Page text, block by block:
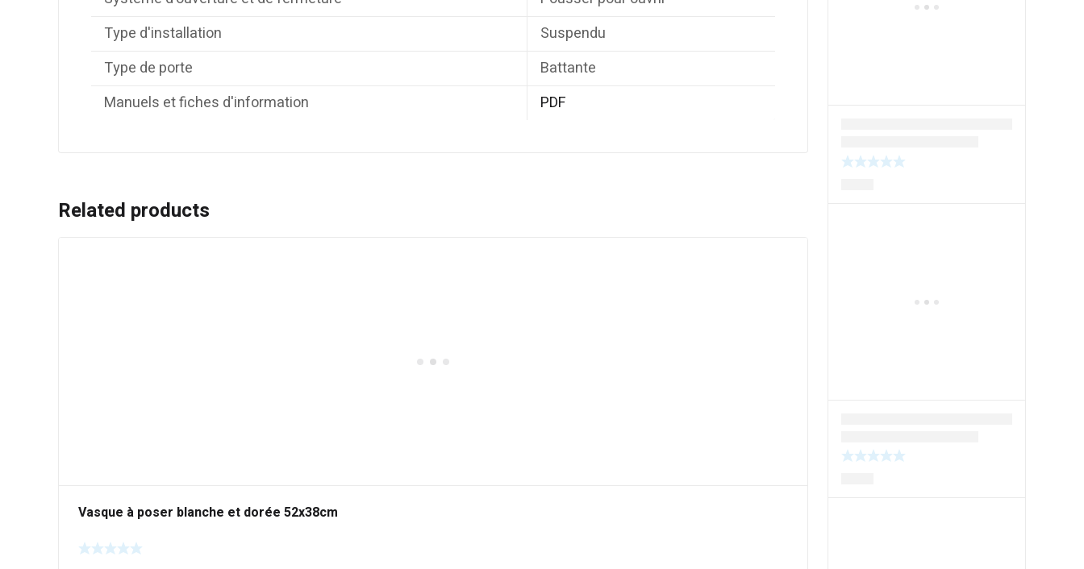
Type d'installation
Suspendu
Type de porte
Battante
Manuels et fiches d'information
PDF
Related products
Vasque à poser blanche et dorée 52x38cm